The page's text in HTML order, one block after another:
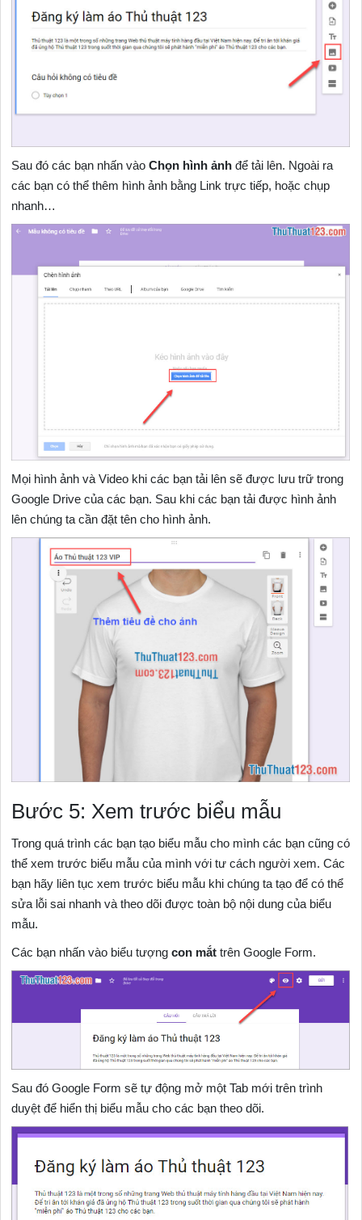
Sau đó các bạn nhấn vàoChọn hình ảnh để tải lên. Ngoài ra
các bạn có thể thêm hình ảnh bằng Link trực tiếp, hoặc chụp
nhanh…
Mọi hình ảnh và Video khi các bạn tải lên sẽ được lưu trữ trong
Google Drive của các bạn. Sau khi các bạn tải được hình ảnh
lên chúng ta cần đặt tên cho hình ảnh.
Bước 5: Xem trước biểu mẫu
Trong quá trình các bạn tạo biểu mẫu cho mình các bạn cũng có
thể xem trước biểu mẫu của mình với tư cách người xem. Các
bạn hãy liên tục xem trước biểu mẫu khi chúng ta tạo để có thể
sửa lỗi sai nhanh và theo dõi được toàn bộ nội dung của biểu
mẫu.
Các bạn nhấn vào biểu tượngcon mắt trên Google Form.
Sau đó Google Form sẽ tự động mở một Tab mới trên trình
duyệt để hiển thị biểu mẫu cho các bạn theo dõi.